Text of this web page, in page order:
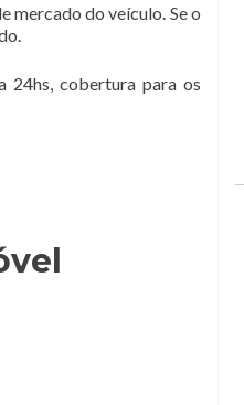
mercado do veículo. Se o
24hs, cobertura para os